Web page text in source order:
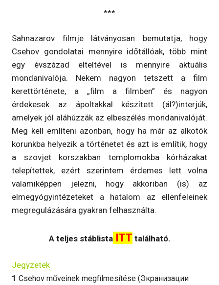
***
Sahnazarov filmje látványosan bemutatja, hogy
Csehov gondolatai mennyire időtállóak, több mint
egy évszázad elteltével is mennyire aktuális
mondanivalója. Nekem nagyon tetszett a film
kerettörténete, a „film a filmben” és nagyon
érdekesek az ápoltakkal készített (ál?)interjúk,
amelyek jól aláhúzzák az elbeszélés mondanivalóját.
Meg kell említeni azonban, hogy ha már az alkotók
korunkba helyezik a történetet és azt is említik, hogy
a szovjet korszakban templomokba kórházakat
telepítettek, ezért szerintem érdemes lett volna
valamiképpen jelezni, hogy akkoriban (is) az
elmegyógyintézeteket a hatalom az ellenfeleinek
megregulázására gyakran felhasználta.
A teljes stáblista ITT található.
Jegyzetek
1 Csehov műveinek megfilmesítése (Экранизации